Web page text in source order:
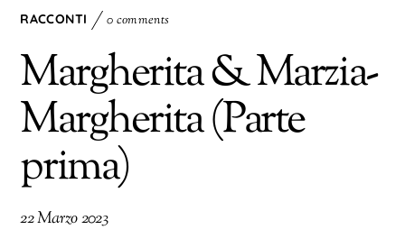
RACCONTI 0 comments
Margherita & Marzia-
Margherita (Parte
prima)
22 Marzo 2023